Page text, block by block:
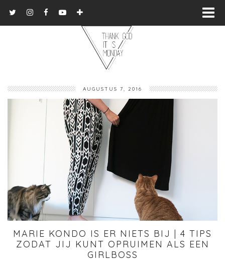
AUGUSTUS 7, 2016
MARIE KONDO IS ER NIETS BIJ | 4 TIPS
ZODAT JIJ KUNT OPRUIMEN ALS EEN
GIRLBOSS